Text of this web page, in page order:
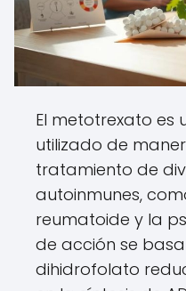
El metotrexato es
utilizado de
tratamiento de
autoinmunes,
reumatoide y la
de acción se
dihidrofolato